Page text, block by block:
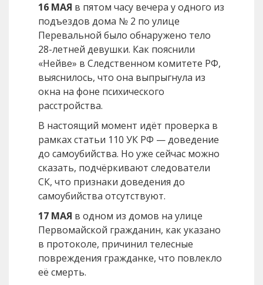
16 МАЯ в пятом часу вечера у одного из
подъездов дома № 2 по улице
Перевальной было обнаружено тело
28-летней девушки. Как пояснили
«Нейве» в Следственном комитете РФ,
выяснилось, что она выпрыгнула из
окна на фоне психического
расстройства.
В настоящий момент идёт проверка в
рамках статьи 110 УК РФ — доведение
до самоубийства. Но уже сейчас можно
сказать, подчёркивают следователи
СК, что признаки доведения до
самоубийства отсутствуют.
17 МАЯ в одном из домов на улице
Первомайской гражданин, как указано
в протоколе, причинил телесные
повреждения гражданке, что повлекло
её смерть.